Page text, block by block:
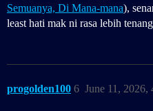
Semuanya, Di Mana-mana),
least hati mak ni rasa lebih
progolden100 June 11, 2026,
6